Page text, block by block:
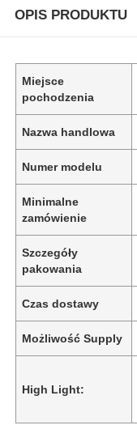
OPIS PRODUKTU
Miejsce
pochodzenia
Nazwa handlowa
Numer modelu
Minimalne
zamówienie
Szczegóły
pakowania
Czas dostawy
Możliwość Supply
High Light: